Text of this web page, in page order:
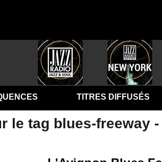
TITRES DIFFUSÉS
le tag blues-freeway